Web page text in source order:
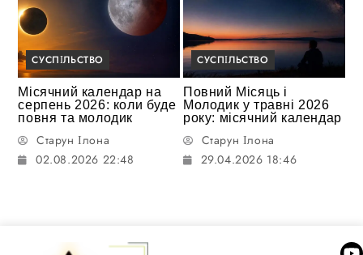
СУСПІЛЬСТВО
Місячний календар на
серпень 2026: коли буде
повня та молодик
Старун Ілона
02.08.2026 22:48
СУСПІЛЬСТВО
Повний Місяць і
Молодик у травні 2026
року: місячний календар
Старун Ілона
29.04.2026 18:46